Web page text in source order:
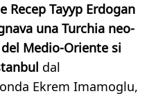
Recep Tayyp Erdogan
una Turchia neo-
Medio-Oriente si
dal
Ekrem Imamoglu,